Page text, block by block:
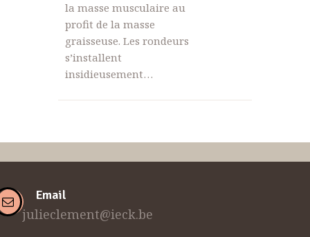
la masse musculaire au
profit de la masse
graisseuse. Les rondeurs
s’installent
insidieusement…
Email
julieclement@ieck.be